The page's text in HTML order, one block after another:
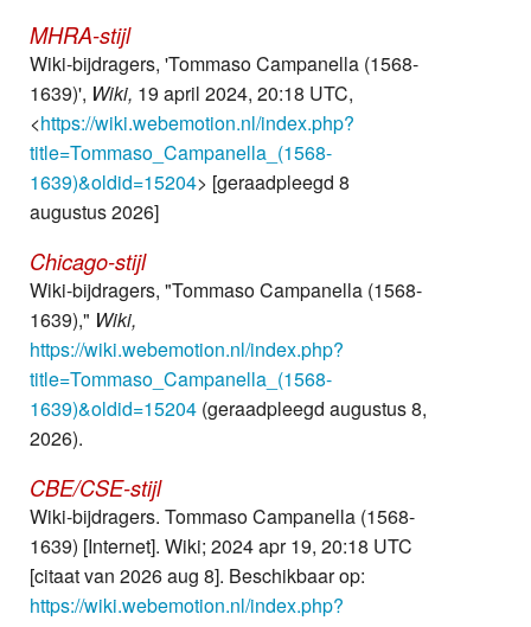
MHRA-stijl
Wiki-bijdragers, 'Tommaso Campanella (1568-
1639)', Wiki, 19 april 2024, 20:18 UTC,
<https://wiki.webemotion.nl/index.php?
title=Tommaso_Campanella_(1568-
1639)&oldid=15204> [geraadpleegd 8
augustus 2026]
Chicago-stijl
Wiki-bijdragers, "Tommaso Campanella (1568-
1639)," Wiki,
https://wiki.webemotion.nl/index.php?
title=Tommaso_Campanella_(1568-
1639)&oldid=15204 (geraadpleegd augustus 8,
2026).
CBE/CSE-stijl
Wiki-bijdragers. Tommaso Campanella (1568-
1639) [Internet]. Wiki; 2024 apr 19, 20:18 UTC
[citaat van 2026 aug 8]. Beschikbaar op:
https://wiki.webemotion.nl/index.php?